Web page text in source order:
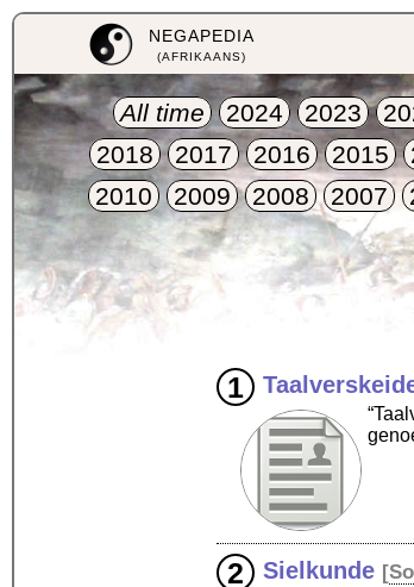
NEGAPEDIA
(AFRIKAANS)
All time 2024 2023
2018
2017 2016 2015
2010
2009 2008 2007
Sielkunde [